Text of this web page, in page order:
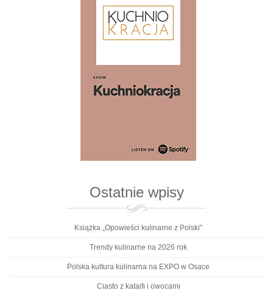
Ostatnie wpisy
Książka „Opowieści kulinarne z Polski”
Trendy kulinarne na 2026 rok
Polska kultura kulinarna na EXPO w Osace
Ciasto z kataifi i owocami